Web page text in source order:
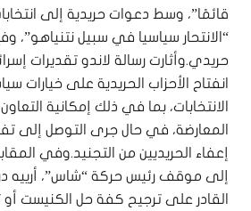
قائمًا”، وسط دعوات حريدية إلى
“الانتحار سياسيا في سبيل
حريدي.وأثارت رسالة لاندو تقديرات
انفتاح الأحزاب الحريدية على خيارات
الانتخابات، بما في ذلك إمكانية
المعارضة، في حال جرى التوصل إلى
إعفاء الحريديين من التجنيد.وفي
إلى موقف رئيس حركة “شاس”، أرييه
القادر على ترجيح كفة حل الكنيست أو